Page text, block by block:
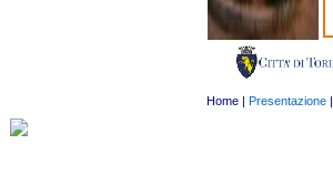
Home| Presentazione|